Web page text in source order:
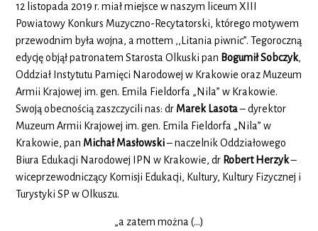
12 listopada 2019 r. miał miejsce w naszym liceum XIII
Powiatowy Konkurs Muzyczno-Recytatorski, którego motywem
przewodnim była wojna, a mottem ,,Litania piwnic”. Tegoroczną
edycję objął patronatem Starosta Olkuski pan Bogumił Sobczyk,
Oddział Instytutu Pamięci Narodowej w Krakowie oraz Muzeum
Armii Krajowej im. gen. Emila Fieldorfa „Nila” w Krakowie.
Swoją obecnością zaszczycili nas: dr Marek Lasota– dyrektor
Muzeum Armii Krajowej im. gen. Emila Fieldorfa „Nila” w
Krakowie, pan Michał Masłowski– naczelnik Oddziałowego
Biura Edukacji Narodowej IPN w Krakowie, dr Robert Herzyk–
wiceprzewodniczący Komisji Edukacji, Kultury, Kultury Fizycznej i
Turystyki SP w Olkuszu.
„a zatem można (…)